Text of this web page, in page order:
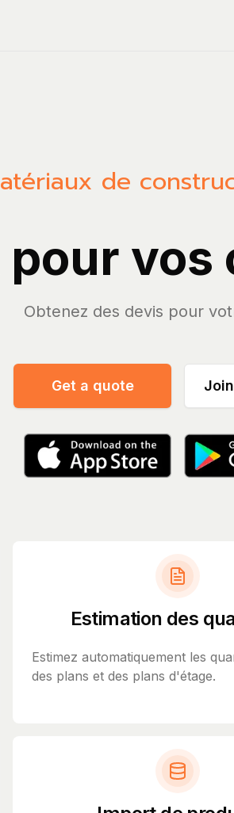
de
pour vos
Obtenez des
Get a quote
Estimation des
Estimez automatiquement les
des plans et des plans d'étage.